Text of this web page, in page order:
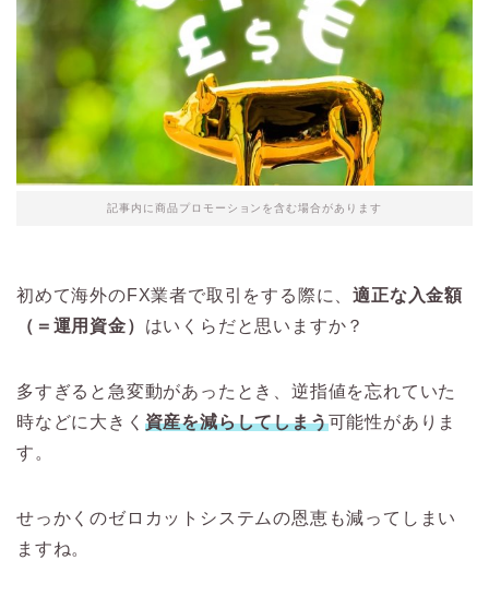
記事内に商品プロモーションを含む場合があります
初めて海外のFX業者で取引をする際に、適正な入金額
（＝運用資金） はいくらだと思いますか？
多すぎると急変動があったとき、逆指値を忘れていた
時などに大きく 資産を減らしてしまう可能性がありま
す。
せっかくのゼロカットシステムの恩恵も減ってしまい
ますね。